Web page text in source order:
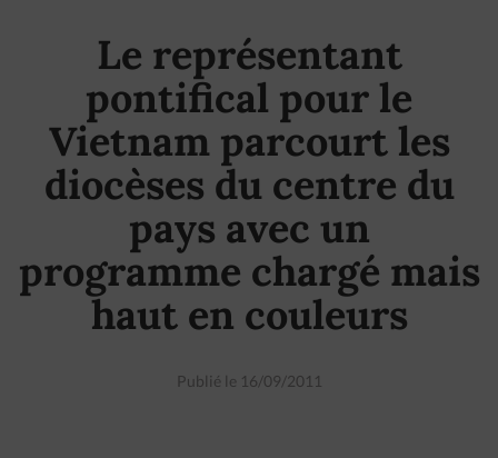
Le représentant
pontifical pour le
Vietnam parcourt les
diocèses du centre du
pays avec un
programme chargé mais
haut en couleurs
Publié le 16/09/2011